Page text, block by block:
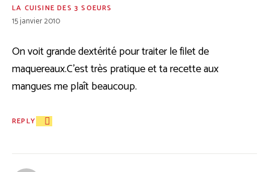
LA CUISINE DES 3 SOEURS
15 janvier 2010
On voit grande dextérité pour traiter le filet de
maquereaux.C’est très pratique et ta recette aux
mangues me plaît beaucoup.
REPLY